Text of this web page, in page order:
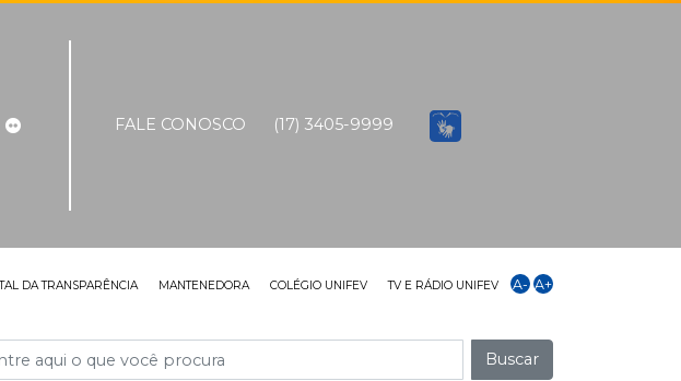
FALE CONOSCO (17) 3405-9999
DA TRANSPARÊNCIA MANTENEDORA COLÉGIO UNIFEV TV E RÁDIO UNIFEV A- A+
Buscar